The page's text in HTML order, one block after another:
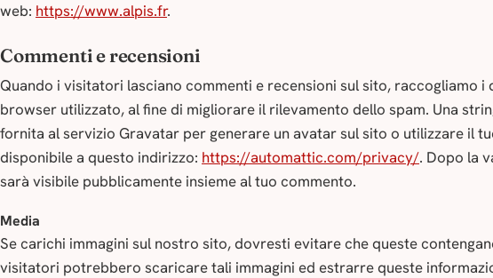
web: https://www.alpis.fr.
Commenti e recensioni
Quando i visitatori lasciano commenti e recensioni sul sito, raccogliamo
browser utilizzato, al fine di migliorare il rilevamento dello spam. Una
fornita al servizio Gravatar per generare un avatar sul sito o utilizzare il
disponibile a questo indirizzo: https://automattic.com/privacy/. Dopo la
sarà visibile pubblicamente insieme al tuo commento.
Media
Se carichi immagini sul nostro sito, dovresti evitare che queste
visitatori potrebbero scaricare tali immagini ed estrarre queste